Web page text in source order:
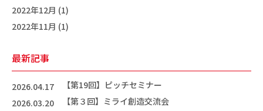
2022年12月 (1)
2022年11月 (1)
最新記事
2026.04.17
【第19回】ピッチセミナー
2026.03.20
【第３回】ミライ創造交流会